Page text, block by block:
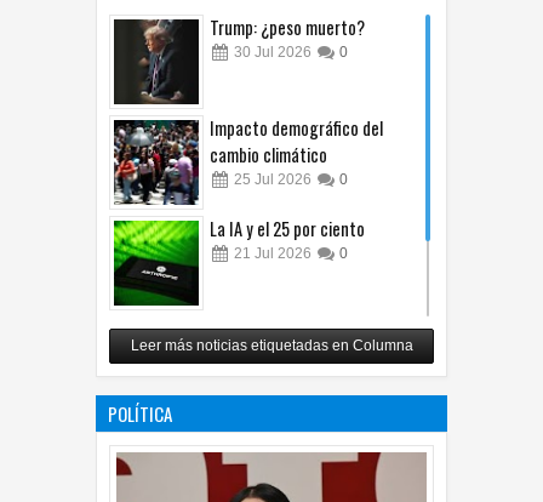
Trump: ¿peso muerto?
30 Jul 2026 0
Impacto demográfico del
cambio climático
25 Jul 2026 0
La IA y el 25 por ciento
21 Jul 2026 0
Carlos Monsiváis
12 Jul 2026 0
Leer más noticias etiquetadas en Columna
POLÍTICA